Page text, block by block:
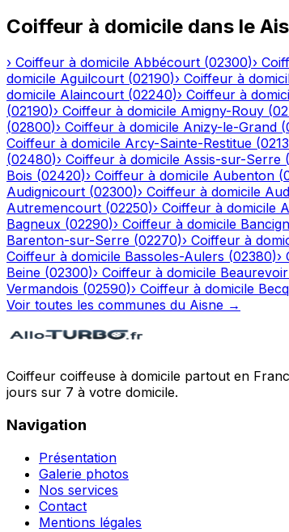
Coiffeur à domicile dans le
› Coiffeur à domicile Abbécourt (02300)›
domicile Aguilcourt (02190)› Coiffeur à
domicile Alaincourt (02240)› Coiffeur à
(02190)› Coiffeur à domicile Amigny-Rouy (
(02800)› Coiffeur à domicile Anizy-le-Grand (
Coiffeur à domicile Arcy-Sainte-Restitue (
(02480)› Coiffeur à domicile Assis-sur-Serre (
Bois (02420)› Coiffeur à domicile Aubenton (
Audignicourt (02300)› Coiffeur à domicile
Autremencourt (02250)› Coiffeur à domicile
Bagneux (02290)› Coiffeur à domicile
Barenton-sur-Serre (02270)› Coiffeur à
Coiffeur à domicile Bassoles-Aulers (02380)›
Beine (02300)› Coiffeur à domicile Beaurevoir
Vermandois (02590)› Coiffeur à domicile
Voir toutes les communes du Aisne →
Coiffeur coiffeuse à domicile partout en
jours sur 7 à votre domicile.
Navigation
Présentation
Galerie photos
Nos services
Contact
Mentions légales